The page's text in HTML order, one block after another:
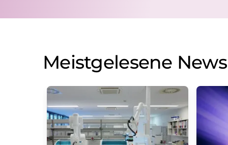
Meistgelesene News